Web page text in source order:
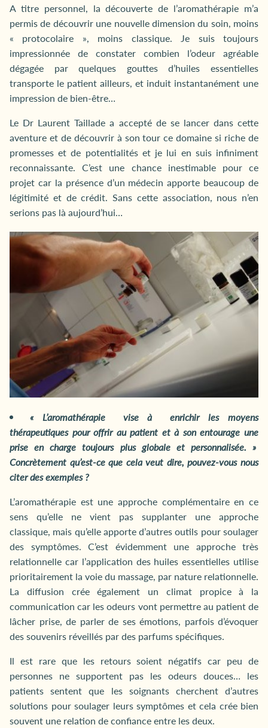
A titre personnel, la découverte de l’aromathérapie m’a
permis de découvrir une nouvelle dimension du soin, moins
« protocolaire », moins classique. Je suis toujours
impressionnée de constater combien l’odeur agréable
dégagée par quelques gouttes d’huiles essentielles
transporte le patient ailleurs, et induit instantanément une
impression de bien-être…
Le Dr Laurent Taillade a accepté de se lancer dans cette
aventure et de découvrir à son tour ce domaine si riche de
promesses et de potentialités et je lui en suis infiniment
reconnaissante. C’est une chance inestimable pour ce
projet car la présence d’un médecin apporte beaucoup de
légitimité et de crédit. Sans cette association, nous n’en
serions pas là aujourd’hui…
« L’aromathérapie vise à enrichir les moyens
thérapeutiques pour offrir au patient et à son entourage une
prise en charge toujours plus globale et personnalisée. »
Concrètement qu’est-ce que cela veut dire, pouvez-vous nous
citer des exemples ?
L’aromathérapie est une approche complémentaire en ce
sens qu’elle ne vient pas supplanter une approche
classique, mais qu’elle apporte d’autres outils pour soulager
des symptômes. C’est évidemment une approche très
relationnelle car l’application des huiles essentielles utilise
prioritairement la voie du massage, par nature relationnelle.
La diffusion crée également un climat propice à la
communication car les odeurs vont permettre au patient de
lâcher prise, de parler de ses émotions, parfois d’évoquer
des souvenirs réveillés par des parfums spécifiques.
Il est rare que les retours soient négatifs car peu de
personnes ne supportent pas les odeurs douces… les
patients sentent que les soignants cherchent d’autres
solutions pour soulager leurs symptômes et cela crée bien
souvent une relation de confiance entre les deux.